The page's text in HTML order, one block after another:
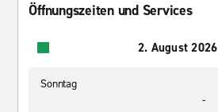
Öffnungszeiten und Services
2. August 2026
Sonntag
-